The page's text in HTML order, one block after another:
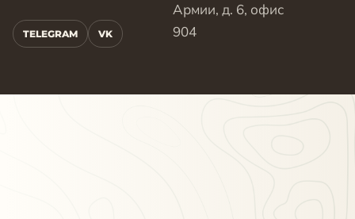
TELEGRAM VK
Армии, д. 6, офис
904